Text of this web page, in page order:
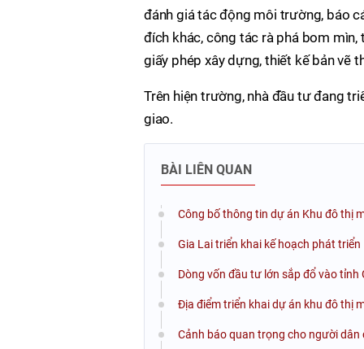
đánh giá tác động môi trường, báo
đích khác, công tác rà phá bom mìn,
giấy phép xây dựng, thiết kế bản vẽ
Trên hiện trường, nhà đầu tư đang
giao.
BÀI LIÊN QUAN
Công bố thông tin dự án Khu đô thị
Gia Lai triển khai kế hoạch phát
Dòng vốn đầu tư lớn sắp đổ vào tỉnh
Địa điểm triển khai dự án khu đô thị
Cảnh báo quan trọng cho người